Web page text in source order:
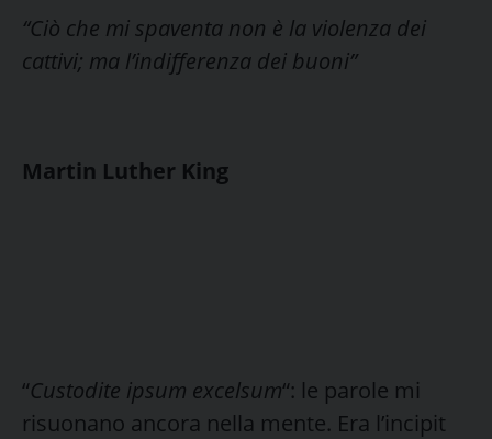
“Ciò che mi spaventa non è la violenza dei
cattivi; ma l’indifferenza dei buoni”
Martin Luther King
“Custodite ipsum excelsum“: le parole mi
risuonano ancora nella mente. Era l’incipit